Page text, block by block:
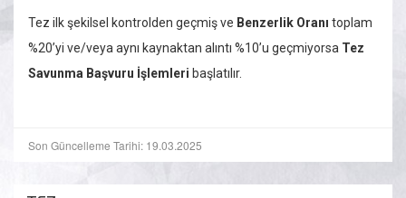
Tez ilk şekilsel kontrolden geçmiş ve Benzerlik Oranı toplam
%20’yi ve/veya aynı kaynaktan alıntı %10’u geçmiyorsa Tez
Savunma Başvuru İşlemleri başlatılır.
Son Güncelleme Tarihi: 19.03.2025